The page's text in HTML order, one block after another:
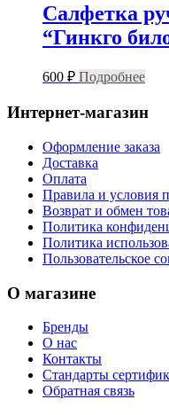
Салфетка
“Гинкго
600 ₽ Подробнее
Интернет-магазин
Оформление заказа
Доставка
Оплата
Правила и условия
Возврат и обмен
Политика
Политика
Пользовательское
О магазине
Бренды
О нас
Контакты
Стандарты
Обратная связь